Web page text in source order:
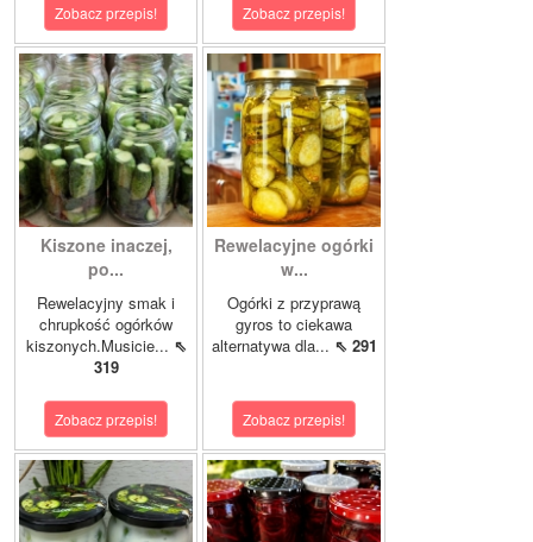
Zobacz przepis! Zobacz przepis!
Kiszone inaczej,
po...
Rewelacyjny smak i
chrupkość ogórków
kiszonych.Musicie... ⇖
319
Zobacz przepis!
Rewelacyjne ogórki
w...
Ogórki z przyprawą
gyros to ciekawa
alternatywa dla... ⇖ 291
Zobacz przepis!